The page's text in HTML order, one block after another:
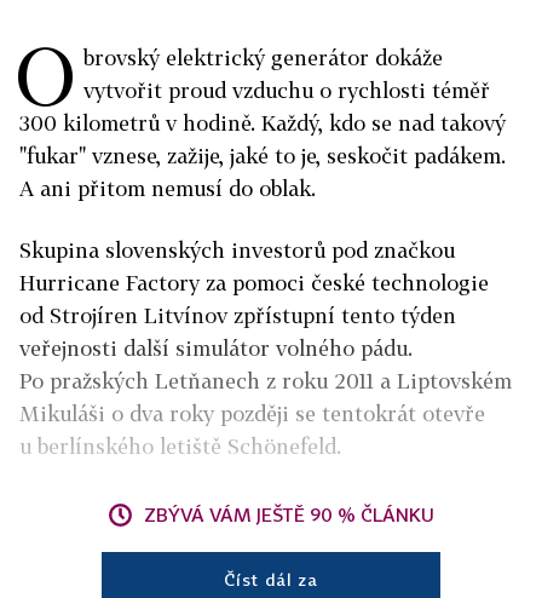
O brovský elektrický generátor dokáže
vytvořit proud vzduchu o rychlosti téměř
300 kilometrů v hodině. Každý, kdo se nad takový
"fukar" vznese, zažije, jaké to je, seskočit padákem.
A ani přitom nemusí do oblak.
Skupina slovenských investorů pod značkou
Hurricane Factory za pomoci české technologie
od Strojíren Litvínov zpřístupní tento týden
veřejnosti další simulátor volného pádu.
Po pražských Letňanech z roku 2011 a Liptovském
Mikuláši o dva roky později se tentokrát otevře
u berlínského letiště Schönefeld.
ZBÝVÁ VÁM JEŠTĚ 90 % ČLÁNKU
Číst dál za